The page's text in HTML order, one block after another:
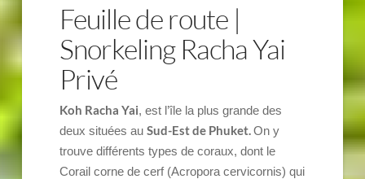
Feuille de route |
Snorkeling Racha Yai
Privé
Koh Racha Yai, est l’île la plus grande des
deux situées au Sud-Est de Phuket.On y
trouve différents types de coraux, dont le
Corail corne de cerf (Acropora cervicornis) qui